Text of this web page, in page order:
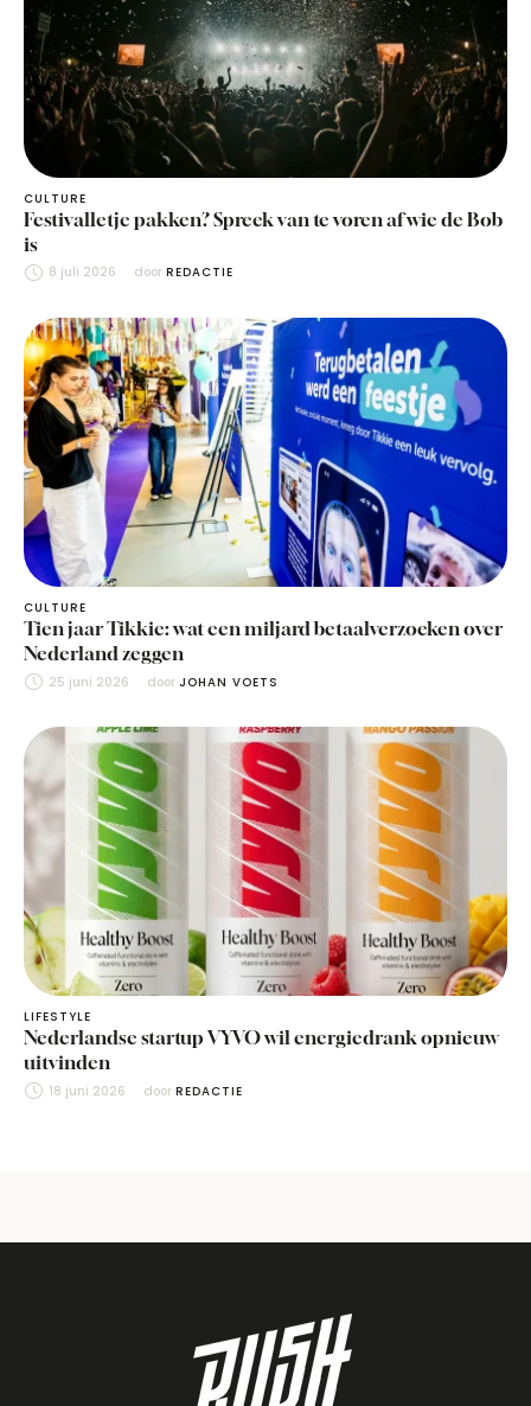
CULTURE
Festivalletje pakken? Spreek van te voren af wie de Bob
is
8 juli 2026 door REDACTIE
CULTURE
Tien jaar Tikkie: wat een miljard betaalverzoeken over
Nederland zeggen
25 juni 2026 door JOHAN VOETS
LIFESTYLE
Nederlandse startup VYVO wil energiedrank opnieuw
uitvinden
18 juni 2026 door REDACTIE